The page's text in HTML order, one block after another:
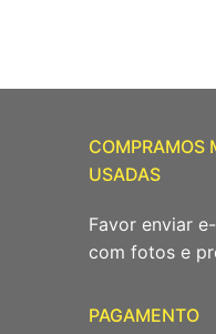
COMPRAMOS
USADAS
Favor enviar
com fotos e
PAGAMENTO